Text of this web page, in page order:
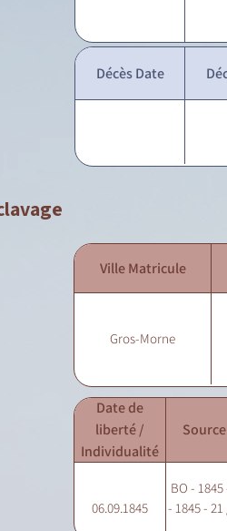
Décès Date
Ville Matricule
Gros-Morne
Date de
liberté /
Individualité
06.09.1845
BO -
- 1845 -